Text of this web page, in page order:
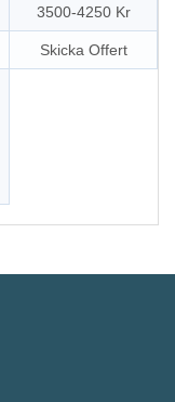
3500-4250 Kr
Skicka Offert